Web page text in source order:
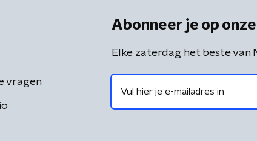
vragen
Abonneer je op
Elke zaterdag het beste van